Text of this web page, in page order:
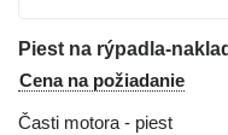
Piest na rýpadla-
Cena na požiadanie
Časti motora - piest